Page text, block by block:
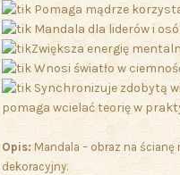
Pomaga mądrze
Mandala dla liderów i
Zwiększa energię
Wnosi światło w
Synchronizuje zdobytą
pomaga wcielać teorię w
Opis:Mandala – obraz na ścianę
dekoracyjny.